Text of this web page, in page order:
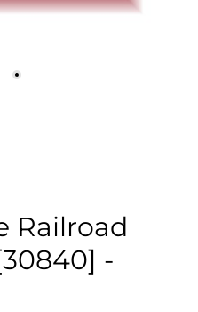
Railroad
-